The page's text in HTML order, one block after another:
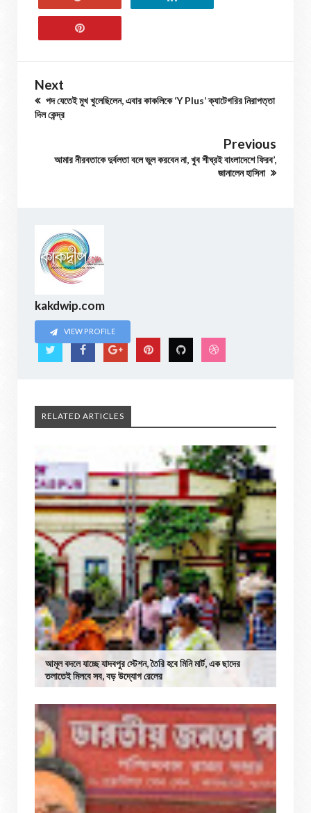
Next
পদ যেতেই মুখ খুলেছিলেন, এবার কাকলিকে ‘Y Plus’ ক্যাটেগরির নিরাপত্তা
দিল কেন্দ্র
Previous
আমার নীরবতাকে দুর্বলতা বলে ভুল করবেন না, খুব শীঘ্রই বাংলাদেশে ফিরব’,
জানালেন হাসিনা
kakdwip.com
VIEW PROFILE
RELATED ARTICLES
আমূল বদলে যাচ্ছে যাদবপুর স্টেশন, তৈরি হবে মিনি মার্ট, এক ছাদের
তলাতেই মিলবে সব, বড় উদ্যোগ রেলের